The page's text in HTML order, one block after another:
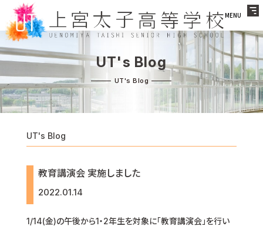
MENU
UT's Blog
UT's Blog
教育講演会 実施しました
2022.01.14
1/14(金)の午後から1・2年生を対象に「教育講演会」を行い